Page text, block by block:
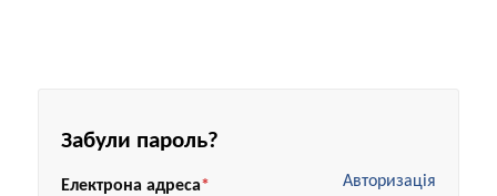
Забули пароль?
Авторизація
Електрона адреса*